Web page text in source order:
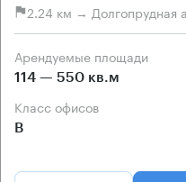
2.24 км → Долгопрудная
Арендуемые площади
114 — 550 кв.м
Класс офисов
B